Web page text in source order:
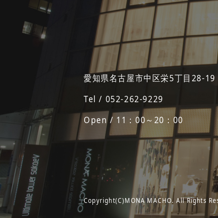
愛知県名古屋市中区栄5丁目28-
Tel / 052-262-9229
Open / 11：00～20：00
Copyright(C)MONA MACHO. All Rights